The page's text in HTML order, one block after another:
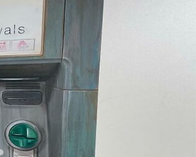
ФОТОГРАФ НА ДИВИОТ СВЕТ НА